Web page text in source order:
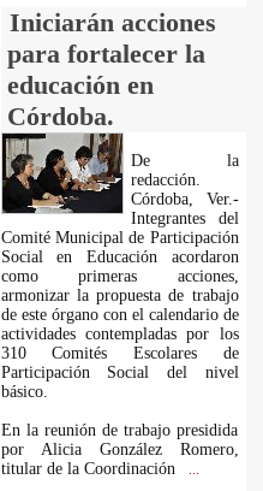
Iniciarán acciones
para fortalecer la
educación en
Córdoba.
De la
redacción.
Córdoba, Ver.-
Integrantes del
Comité Municipal de Participación
Social en Educación acordaron
como primeras acciones,
armonizar la propuesta de trabajo
de este órgano con el calendario de
actividades contempladas por los
310 Comités Escolares de
Participación Social del nivel
básico.
En la reunión de trabajo presidida
por Alicia González Romero,
titular de la Coordinación